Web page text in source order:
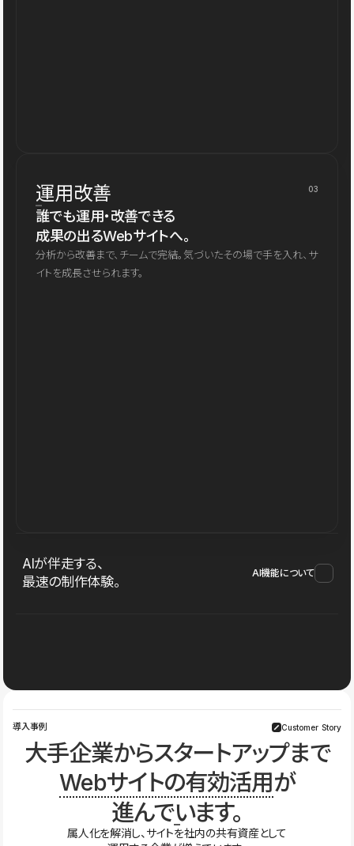
運用改善 03
誰でも運用・改善できる
成果の出るWebサイトへ。
分析から改善まで、チームで完結。気づいたその場で手を入れ、サ
イトを成長させられます。
AIが伴走する、
最速の制作体験。
AI機能について
導入事例 Customer Story
大手企業からスタートアップまで
Webサイトの有効活用が
進んでいます。
属人化を解消し、サイトを社内の共有資産として